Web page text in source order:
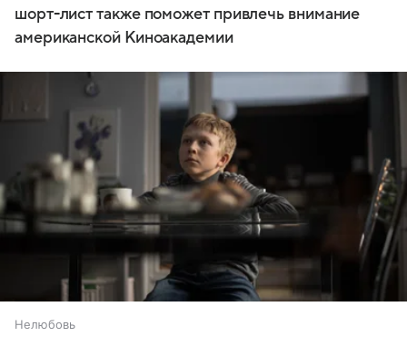
шорт-лист также поможет привлечь внимание
американской Киноакадемии
Нелюбовь